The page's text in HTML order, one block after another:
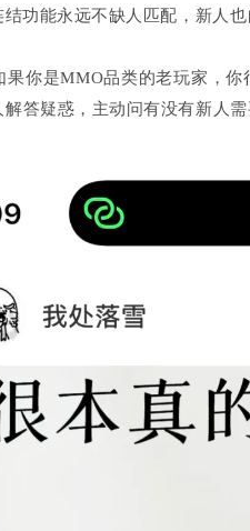
结功能永远不缺人匹配，新人
果你是MMO品类的老玩家，
答疑惑，主动问有没有新人需